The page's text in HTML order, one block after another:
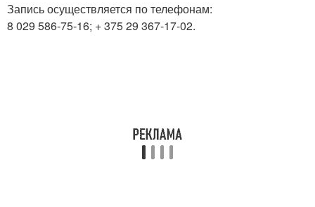
Запись осуществляется по телефонам:
8 029 586-75-16; + 375 29 367-17-02.